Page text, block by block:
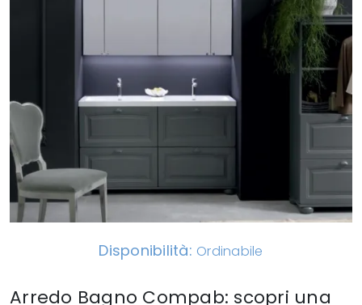
Disponibilità: Ordinabile
Arredo Bagno Compab: scopri una